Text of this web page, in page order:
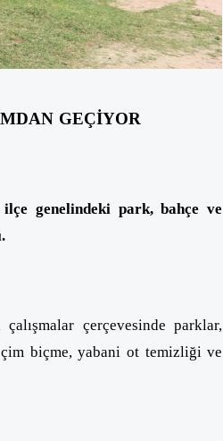
GEÇİYOR
genelindeki park, bahçe ve
çerçevesinde parklar,
biçme, yabani ot temizliği ve